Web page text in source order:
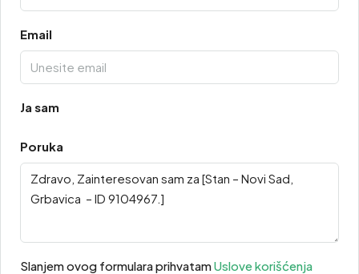
Email
Ja sam
Poruka
Slanjem ovog formulara prihvatamUslove korišćenja